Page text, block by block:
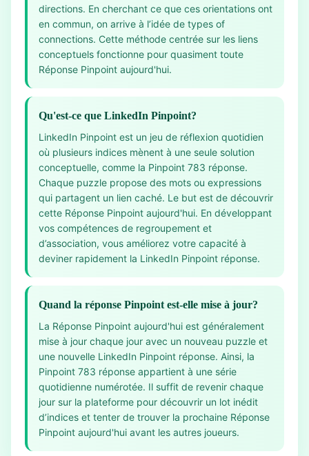
directions. En cherchant ce que ces orientations ont
en commun, on arrive à l’idée de types of
connections. Cette méthode centrée sur les liens
conceptuels fonctionne pour quasiment toute
Réponse Pinpoint aujourd'hui.
Qu'est-ce que LinkedIn Pinpoint?
LinkedIn Pinpoint est un jeu de réflexion quotidien
où plusieurs indices mènent à une seule solution
conceptuelle, comme la Pinpoint 783 réponse.
Chaque puzzle propose des mots ou expressions
qui partagent un lien caché. Le but est de découvrir
cette Réponse Pinpoint aujourd'hui. En développant
vos compétences de regroupement et
d’association, vous améliorez votre capacité à
deviner rapidement la LinkedIn Pinpoint réponse.
Quand la réponse Pinpoint est-elle mise à jour?
La Réponse Pinpoint aujourd'hui est généralement
mise à jour chaque jour avec un nouveau puzzle et
une nouvelle LinkedIn Pinpoint réponse. Ainsi, la
Pinpoint 783 réponse appartient à une série
quotidienne numérotée. Il suffit de revenir chaque
jour sur la plateforme pour découvrir un lot inédit
d’indices et tenter de trouver la prochaine Réponse
Pinpoint aujourd'hui avant les autres joueurs.